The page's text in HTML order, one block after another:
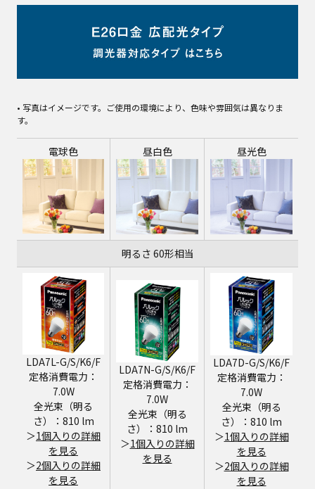
• 写真はイメージです。ご使用の環境により、色味や雰囲気は異なりま
す。
電球色 昼白色 昼光色
明るさ 60形相当
LDA7L-G/S/K6/F
定格消費電力：
7.0W
全光束（明る
さ）：810 lm
＞1個入りの詳細
を見る
＞2個入りの詳細
を見る
LDA7N-G/S/K6/F
定格消費電力：
7.0W
全光束（明る
さ）：810 lm
＞1個入りの詳細
を見る
LDA7D-G/S/K6/F
定格消費電力：
7.0W
全光束（明る
さ）：810 lm
＞1個入りの詳細
を見る
＞2個入りの詳細
を見る